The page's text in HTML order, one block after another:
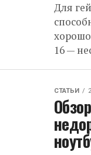
Для
16 —
СТАТЬИ